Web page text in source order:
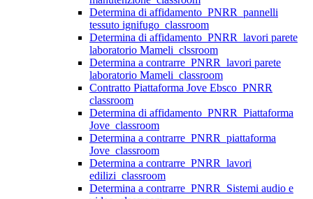
Determina di affidamento_PNRR_pannelli
tessuto ignifugo_classroom
Determina di affidamento_PNRR_lavori parete
laboratorio Mameli_clssroom
Determina a contrarre_PNRR_lavori parete
laboratorio Mameli_classroom
Contratto Piattaforma Jove Ebsco_PNRR
classroom
Determina di affidamento_PNRR_Piattaforma
Jove_classroom
Determina a contrarre_PNRR_piattaforma
Jove_classroom
Determina a contrarre_PNRR_lavori
edilizi_classroom
Determina a contrarre_PNRR_Sistemi audio e